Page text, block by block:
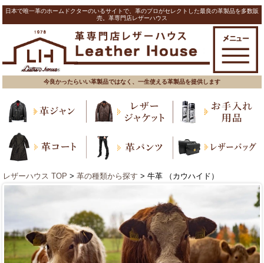
日本で唯一革のホームドクターのいるサイトで、革のプロがセレクトした最良の革製品を多数販
売。革専門店レザーハウス
今良かったらいい革製品ではなく、一生使える革製品を提供します
レザーハウス TOP > 革の種類から探す > 牛革 （カウハイド）